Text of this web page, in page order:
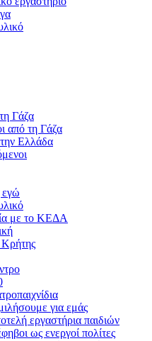
Γάζα
από τη Γάζα
Ελλάδα
με το ΚΕΔΑ
για εμάς
εργαστήρια παιδιών
ως ενεργοί πολίτες